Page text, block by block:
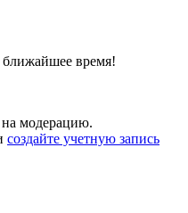
время!
модерацию.
создайте учетную запись